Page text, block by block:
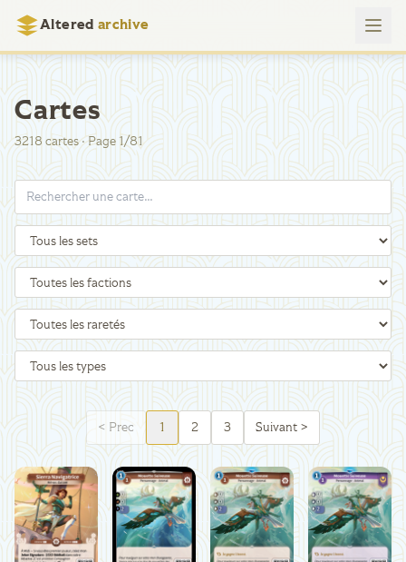
Altered archive
Cartes
3218 cartes·Page 1/81
< Prec 1 2 3 Suivant >